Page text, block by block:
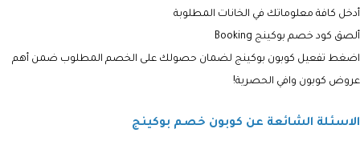
أدخل كافة معلوماتك في الخانات المطلوبة
ألصق كود خصم بوكينج Booking
اضغط تفعيل كوبون بوكينج لضمان حصولك على الخصم المطلوب ضمن أهم
عروض كوبون وافي الحصرية!
الاسئلة الشائعة عن كوبون خصم بوكينج